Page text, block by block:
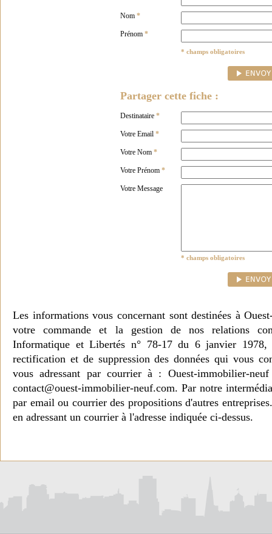
Nom *
Prénom *
* champs obligatoires
Partager cette fiche :
Destinataire *
Votre Email *
Votre Nom *
Votre Prénom *
Votre Message
* champs obligatoires
Les informations vous concernant sont destinées à
votre commande et la gestion de nos relations
Informatique et Libertés n° 78-17 du 6 janvier 1978,
rectification et de suppression des données qui vous
vous adressant par courrier à : Ouest-immobilier-
contact@ouest-immobilier-neuf.com. Par notre
par email ou courrier des propositions d'autres
en adressant un courrier à l'adresse indiquée ci-dessus.